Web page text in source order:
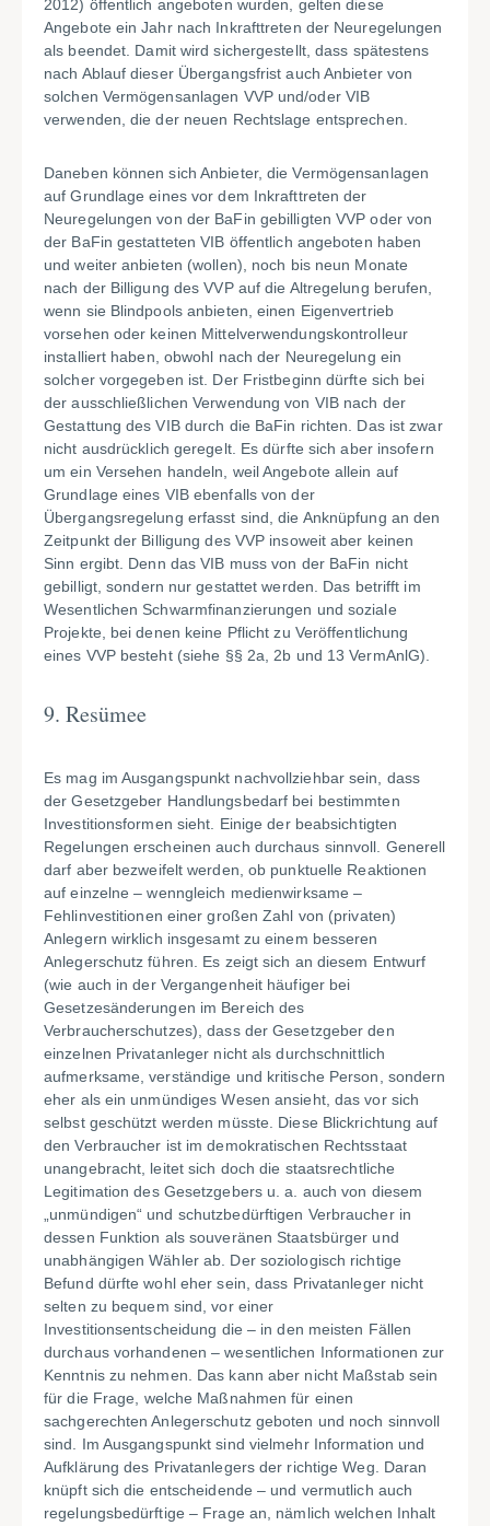
2012) öffentlich angeboten wurden, gelten diese
Angebote ein Jahr nach Inkrafttreten der Neuregelungen
als beendet. Damit wird sichergestellt, dass spätestens
nach Ablauf dieser Übergangsfrist auch Anbieter von
solchen Vermögensanlagen VVP und/oder VIB
verwenden, die der neuen Rechtslage entsprechen.
Daneben können sich Anbieter, die Vermögensanlagen
auf Grundlage eines vor dem Inkrafttreten der
Neuregelungen von der BaFin gebilligten VVP oder von
der BaFin gestatteten VIB öffentlich angeboten haben
und weiter anbieten (wollen), noch bis neun Monate
nach der Billigung des VVP auf die Altregelung berufen,
wenn sie Blindpools anbieten, einen Eigenvertrieb
vorsehen oder keinen Mittelverwendungskontrolleur
installiert haben, obwohl nach der Neuregelung ein
solcher vorgegeben ist. Der Fristbeginn dürfte sich bei
der ausschließlichen Verwendung von VIB nach der
Gestattung des VIB durch die BaFin richten. Das ist zwar
nicht ausdrücklich geregelt. Es dürfte sich aber insofern
um ein Versehen handeln, weil Angebote allein auf
Grundlage eines VIB ebenfalls von der
Übergangsregelung erfasst sind, die Anknüpfung an den
Zeitpunkt der Billigung des VVP insoweit aber keinen
Sinn ergibt. Denn das VIB muss von der BaFin nicht
gebilligt, sondern nur gestattet werden. Das betrifft im
Wesentlichen Schwarmfinanzierungen und soziale
Projekte, bei denen keine Pflicht zu Veröffentlichung
eines VVP besteht (siehe §§ 2a, 2b und 13 VermAnlG).
9. Resümee
Es mag im Ausgangspunkt nachvollziehbar sein, dass
der Gesetzgeber Handlungsbedarf bei bestimmten
Investitionsformen sieht. Einige der beabsichtigten
Regelungen erscheinen auch durchaus sinnvoll. Generell
darf aber bezweifelt werden, ob punktuelle Reaktionen
auf einzelne – wenngleich medienwirksame –
Fehlinvestitionen einer großen Zahl von (privaten)
Anlegern wirklich insgesamt zu einem besseren
Anlegerschutz führen. Es zeigt sich an diesem Entwurf
(wie auch in der Vergangenheit häufiger bei
Gesetzesänderungen im Bereich des
Verbraucherschutzes), dass der Gesetzgeber den
einzelnen Privatanleger nicht als durchschnittlich
aufmerksame, verständige und kritische Person, sondern
eher als ein unmündiges Wesen ansieht, das vor sich
selbst geschützt werden müsste. Diese Blickrichtung auf
den Verbraucher ist im demokratischen Rechtsstaat
unangebracht, leitet sich doch die staatsrechtliche
Legitimation des Gesetzgebers u. a. auch von diesem
„unmündigen“ und schutzbedürftigen Verbraucher in
dessen Funktion als souveränen Staatsbürger und
unabhängigen Wähler ab. Der soziologisch richtige
Befund dürfte wohl eher sein, dass Privatanleger nicht
selten zu bequem sind, vor einer
Investitionsentscheidung die – in den meisten Fällen
durchaus vorhandenen – wesentlichen Informationen zur
Kenntnis zu nehmen. Das kann aber nicht Maßstab sein
für die Frage, welche Maßnahmen für einen
sachgerechten Anlegerschutz geboten und noch sinnvoll
sind. Im Ausgangspunkt sind vielmehr Information und
Aufklärung des Privatanlegers der richtige Weg. Daran
knüpft sich die entscheidende – und vermutlich auch
regelungsbedürftige – Frage an, nämlich welchen Inhalt